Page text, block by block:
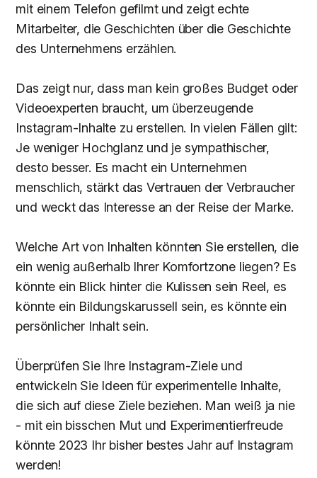
mit einem Telefon gefilmt und zeigt echte
Mitarbeiter, die Geschichten über die Geschichte
des Unternehmens erzählen.
Das zeigt nur, dass man kein großes Budget oder
Videoexperten braucht, um überzeugende
Instagram-Inhalte zu erstellen. In vielen Fällen gilt:
Je weniger Hochglanz und je sympathischer,
desto besser. Es macht ein Unternehmen
menschlich, stärkt das Vertrauen der Verbraucher
und weckt das Interesse an der Reise der Marke.
Welche Art von Inhalten könnten Sie erstellen, die
ein wenig außerhalb Ihrer Komfortzone liegen? Es
könnte ein Blick hinter die Kulissen sein Reel, es
könnte ein Bildungskarussell sein, es könnte ein
persönlicher Inhalt sein.
Überprüfen Sie Ihre Instagram-Ziele und
entwickeln Sie Ideen für experimentelle Inhalte,
die sich auf diese Ziele beziehen. Man weiß ja nie
- mit ein bisschen Mut und Experimentierfreude
könnte 2023 Ihr bisher bestes Jahr auf Instagram
werden!